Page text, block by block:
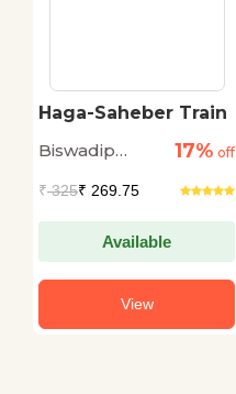
Haga-Saheber Train
Biswadip
17% off
₹325₹ 269.75
Available
View